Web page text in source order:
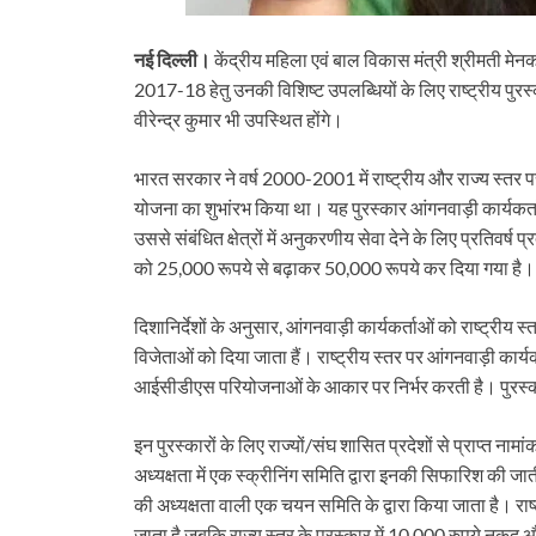
नई दिल्ली। केंद्रीय महिला एवं बाल विकास मंत्री श्रीमती
2017-18 हेतु उनकी विशिष्ट उपलब्धियों के लिए राष्ट्रीय
वीरेन्द्र कुमार भी उपस्थित होंगे।
भारत सरकार ने वर्ष 2000-2001 में राष्ट्रीय और राज्य
योजना का शुभांरभ किया था। यह पुरस्कार आंगनवाड़ी
उससे संबंधित क्षेत्रों में अनुकरणीय सेवा देने के लिए प्रतिवर्ष
को 25,000 रूपये से बढ़ाकर 50,000 रूपये कर दिया गया है।
दिशानिर्देशों के अनुसार, आंगनवाड़ी कार्यकर्ताओं को राष्ट्रीय
विजेताओं को दिया जाता हैं। राष्ट्रीय स्तर पर आंगनवाड़ी
आईसीडीएस परियोजनाओं के आकार पर निर्भर करती है।
इन पुरस्कारों के लिए राज्यों/संघ शासित प्रदेशों से प्राप्त
अध्यक्षता में एक स्क्रीनिंग समिति द्वारा इनकी सिफारिश की
की अध्यक्षता वाली एक चयन समिति के द्वारा किया जाता